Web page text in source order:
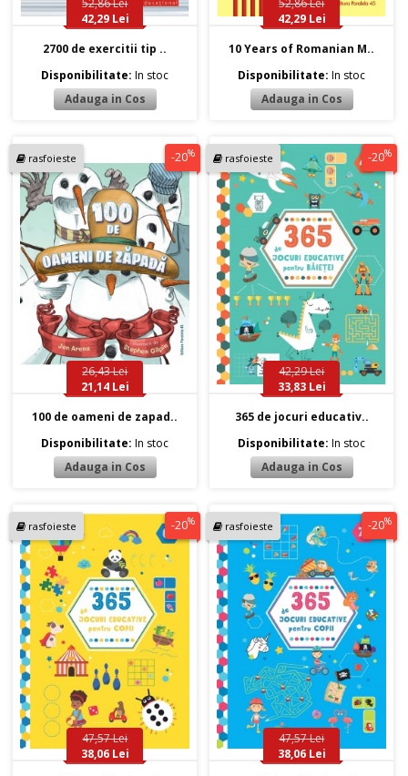
52,86 Lei
42,29 Lei
2700 de exercitii tip ..
Disponibilitate:In stoc
52,86 Lei
42,29 Lei
10 Years of Romanian M..
Disponibilitate:In stoc
rasfoieste -20%
26,43 Lei
21,14 Lei
100 de oameni de zapad..
Disponibilitate:In stoc
rasfoieste -20%
42,29 Lei
33,83 Lei
365 de jocuri educativ..
Disponibilitate:In stoc
rasfoieste -20%
47,57 Lei
38,06 Lei
rasfoieste -20%
47,57 Lei
38,06 Lei